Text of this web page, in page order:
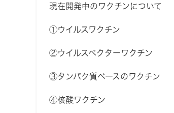
現在開発中のワクチンについて
①ウイルスワクチン
②ウイルスベクターワクチン
③タンパク質ベースのワクチン
④核酸ワクチン